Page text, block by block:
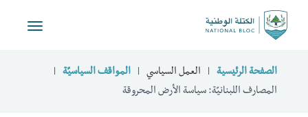
Toggle
الصفحة الرئيسية العمل السياسي
المواقف السياسيّة
المصارف اللبنانيّة: سياسة الأرض المحروقة